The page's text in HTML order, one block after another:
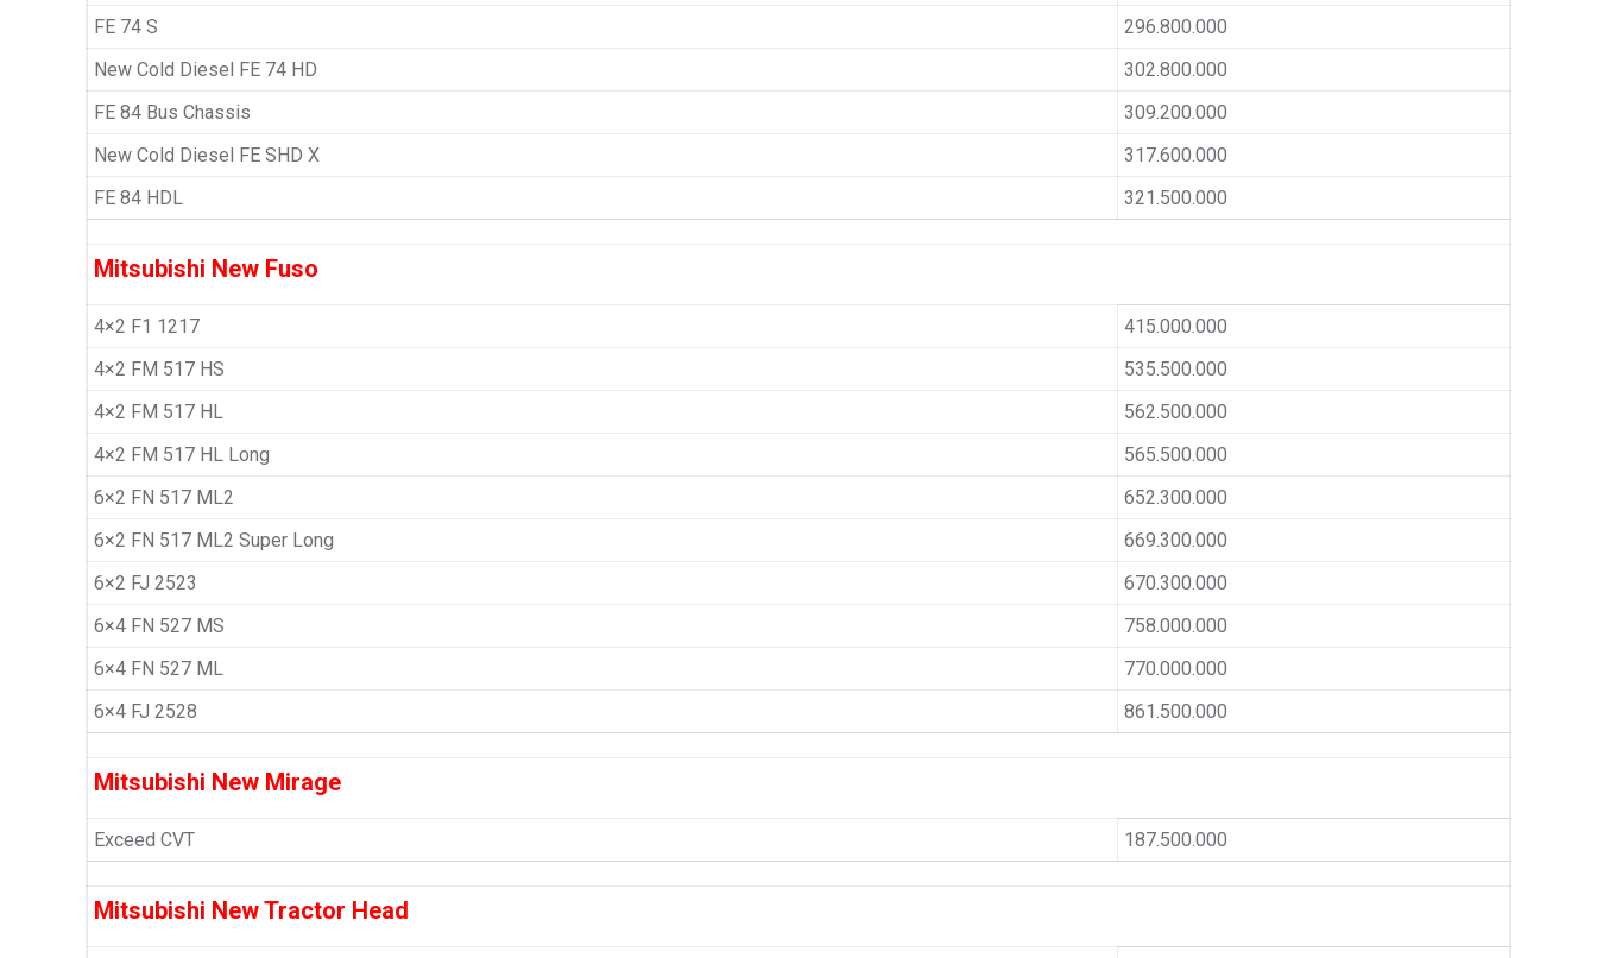
FE 74 S
296.800.000
New Cold Diesel FE 74 HD
302.800.000
FE 84 Bus Chassis
309.200.000
New Cold Diesel FE SHD X
317.600.000
FE 84 HDL
321.500.000
Mitsubishi New Fuso
4×2 F1 1217
415.000.000
4×2 FM 517 HS
535.500.000
4×2 FM 517 HL
562.500.000
4×2 FM 517 HL Long
565.500.000
6×2 FN 517 ML2
652.300.000
6×2 FN 517 ML2 Super Long
669.300.000
6×2 FJ 2523
670.300.000
6×4 FN 527 MS
758.000.000
6×4 FN 527 ML
770.000.000
6×4 FJ 2528
861.500.000
Mitsubishi New Mirage
Exceed CVT 187.500.000
Mitsubishi New Tractor Head